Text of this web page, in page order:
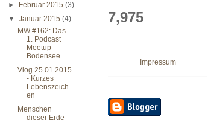
►
Februar 2015(3)
▼Januar 2015(4)
MW #162: Das
1. Podcast
Meetup
Bodensee
Vlog 25.01.2015
- Kurzes
Lebenszeich
en
Menschen
dieser Erde -
7,975
Impressum